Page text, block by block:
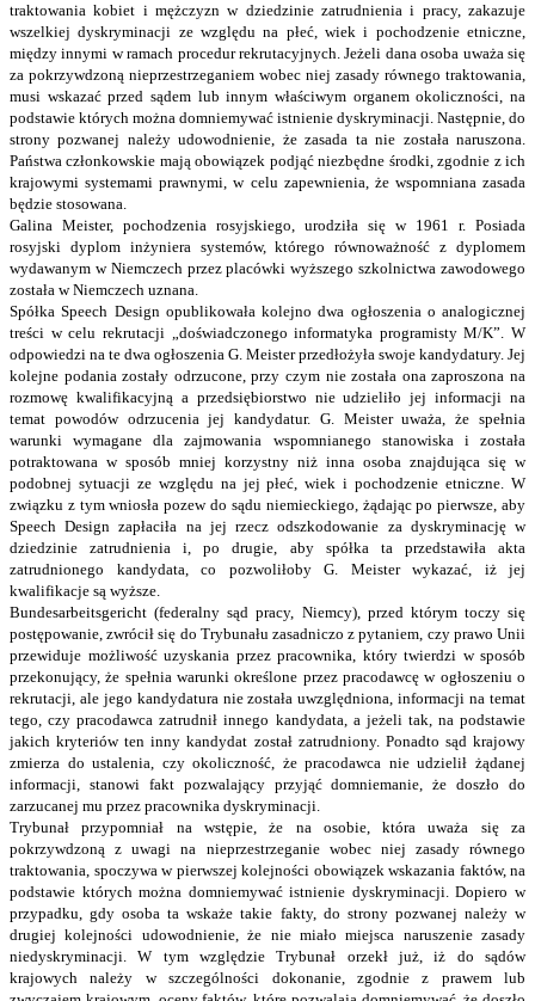
traktowania kobiet i mężczyzn w dziedzinie zatrudnienia i pracy, zakazuje
wszelkiej dyskryminacji ze względu na płeć, wiek i pochodzenie etniczne,
między innymi w ramach procedur rekrutacyjnych. Jeżeli dana osoba uważa się
za pokrzywdzoną nieprzestrzeganiem wobec niej zasady równego traktowania,
musi wskazać przed sądem lub innym właściwym organem okoliczności, na
podstawie których można domniemywać istnienie dyskryminacji. Następnie, do
strony pozwanej należy udowodnienie, że zasada ta nie została naruszona.
Państwa członkowskie mają obowiązek podjąć niezbędne środki, zgodnie z ich
krajowymi systemami prawnymi, w celu zapewnienia, że wspomniana zasada
będzie stosowana.
Galina Meister, pochodzenia rosyjskiego, urodziła się w 1961 r. Posiada
rosyjski dyplom inżyniera systemów, którego równoważność z dyplomem
wydawanym w Niemczech przez placówki wyższego szkolnictwa zawodowego
została w Niemczech uznana.
Spółka Speech Design opublikowała kolejno dwa ogłoszenia o analogicznej
treści w celu rekrutacji „doświadczonego informatyka programisty M/K”. W
odpowiedzi na te dwa ogłoszenia G. Meister przedłożyła swoje kandydatury. Jej
kolejne podania zostały odrzucone, przy czym nie została ona zaproszona na
rozmowę kwalifikacyjną a przedsiębiorstwo nie udzieliło jej informacji na
temat powodów odrzucenia jej kandydatur. G. Meister uważa, że spełnia
warunki wymagane dla zajmowania wspomnianego stanowiska i została
potraktowana w sposób mniej korzystny niż inna osoba znajdująca się w
podobnej sytuacji ze względu na jej płeć, wiek i pochodzenie etniczne. W
związku z tym wniosła pozew do sądu niemieckiego, żądając po pierwsze, aby
Speech Design zapłaciła na jej rzecz odszkodowanie za dyskryminację w
dziedzinie zatrudnienia i, po drugie, aby spółka ta przedstawiła akta
zatrudnionego kandydata, co pozwoliłoby G. Meister wykazać, iż jej
kwalifikacje są wyższe.
Bundesarbeitsgericht (federalny sąd pracy, Niemcy), przed którym toczy się
postępowanie, zwrócił się do Trybunału zasadniczo z pytaniem, czy prawo Unii
przewiduje możliwość uzyskania przez pracownika, który twierdzi w sposób
przekonujący, że spełnia warunki określone przez pracodawcę w ogłoszeniu o
rekrutacji, ale jego kandydatura nie została uwzględniona, informacji na temat
tego, czy pracodawca zatrudnił innego kandydata, a jeżeli tak, na podstawie
jakich kryteriów ten inny kandydat został zatrudniony. Ponadto sąd krajowy
zmierza do ustalenia, czy okoliczność, że pracodawca nie udzielił żądanej
informacji, stanowi fakt pozwalający przyjąć domniemanie, że doszło do
zarzucanej mu przez pracownika dyskryminacji.
Trybunał przypomniał na wstępie, że na osobie, która uważa się za
pokrzywdzoną z uwagi na nieprzestrzeganie wobec niej zasady równego
traktowania, spoczywa w pierwszej kolejności obowiązek wskazania faktów, na
podstawie których można domniemywać istnienie dyskryminacji. Dopiero w
przypadku, gdy osoba ta wskaże takie fakty, do strony pozwanej należy w
drugiej kolejności udowodnienie, że nie miało miejsca naruszenie zasady
niedyskryminacji. W tym względzie Trybunał orzekł już, iż do sądów
krajowych należy w szczególności dokonanie, zgodnie z prawem lub